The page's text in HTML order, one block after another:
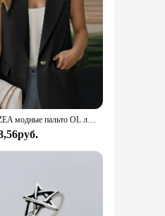
while maintaining
Whether you're
who value both
always on the go,
for confidence and
have for women
ZANZEA модные пальто OL летние женские блейзеры жилеты уличная одежда с лацканами куртки без рукавов элегантные офисные женские жилеты Mujer